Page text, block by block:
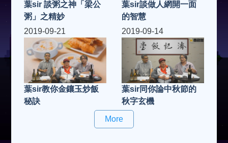
葉sir 談粥之神「梁公
粥」之精妙
葉sir談做人網開一面
的智慧
2019-09-21
葉sir教你金鑲玉炒飯
秘訣
2019-09-14
葉sir同你論中秋節的
秋字玄機
More